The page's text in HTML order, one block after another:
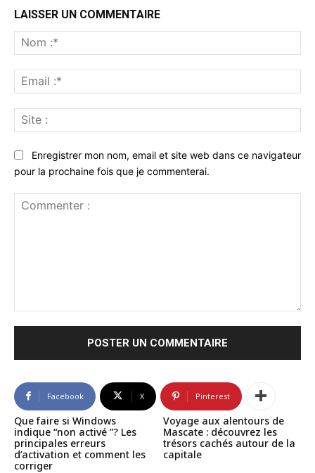
LAISSER UN COMMENTAIRE
:*
:*
:
Enregistrer mon nom, email et site web dans ce navigateur
pour la prochaine fois que je commenterai.
Facebook X Pinterest
Que faire si Windows
indique “non activé ”? Les
principales erreurs
d’activation et comment les
corriger
Voyage aux alentours de
Mascate : découvrez les
trésors cachés autour de la
capitale